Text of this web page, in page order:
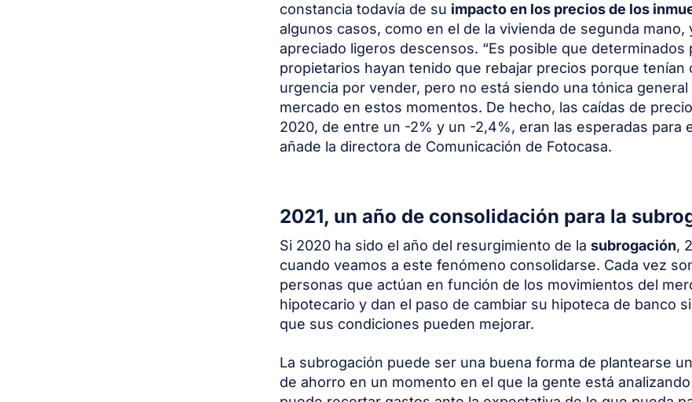
constancia todavía de su impacto en los precios de los
algunos casos, como en el de la vivienda de segunda mano,
apreciado ligeros descensos. “Es posible que determinados
propietarios hayan tenido que rebajar precios porque tenían
urgencia por vender, pero no está siendo una tónica general
mercado en estos momentos. De hecho, las caídas de
2020, de entre un -2% y un -2,4%, eran las esperadas para
añade la directora de Comunicación de Fotocasa.
2021, un año de consolidación para la
Si 2020 ha sido el año del resurgimiento de la subrogación,
cuando veamos a este fenómeno consolidarse. Cada vez
personas que actúan en función de los movimientos del
hipotecario y dan el paso de cambiar su hipoteca de banco
que sus condiciones pueden mejorar.
La subrogación puede ser una buena forma de plantearse
de ahorro en un momento en el que la gente está